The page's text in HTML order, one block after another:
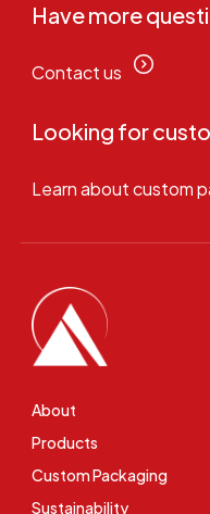
Have more
Contact us
Looking for
Learn about custom
About
Products
Custom Packaging
Sustainability